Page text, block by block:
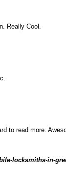
Really Cool.
to read more.
locksmiths-in-